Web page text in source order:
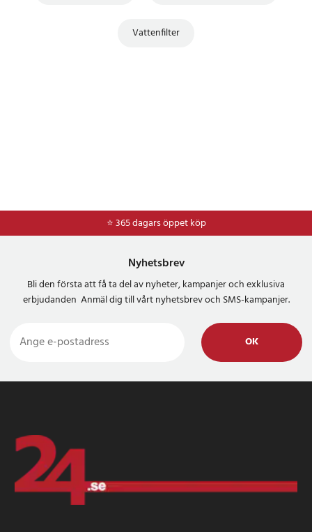
Vattenfilter
⭐ 365 dagars öppet köp
⭐Frakt 49kr *
Nyhetsbrev
Bli den första att få ta del av nyheter, kampanjer och exklusiva
erbjudanden Anmäl dig till vårt nyhetsbrev och SMS-kampanjer.
OK